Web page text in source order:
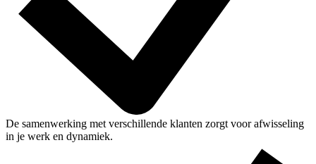
De samenwerking met verschillende klanten zorgt voor afwisseling
in je werk en dynamiek.